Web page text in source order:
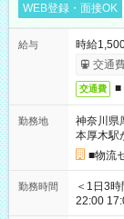
WEB登録・面接OK
給与
時給
交通
交通費 ■
勤務地
神奈川県
本厚木駅
■物流
勤務時間
＜1日3時間～OK！＞ ▼
22:00 17:00～22:00 な
ださい！